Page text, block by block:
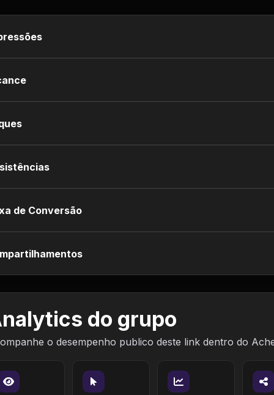
de Conversão
do grupo
o desempenho publico deste link dentro do